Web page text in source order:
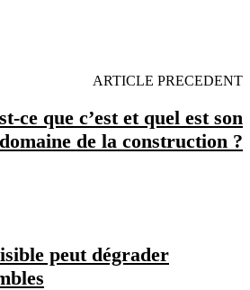
ARTICLE PRECEDENT
ce que c’est et quel est son
de la construction ?
peut dégrader